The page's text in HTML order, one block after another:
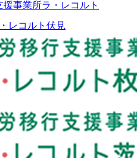
事業所ラ・レコルト